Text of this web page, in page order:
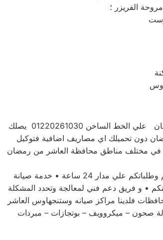
الفريزر ؛
للحفاظ علي جهازك وستنجهاوس العاشر من رمضان فضلاً اتصل بخدمة صيانة اعطال وستنجهاوس العاشر من رمضان علي الخط الساخن 01220261030 يصلك
دون تحميلك اي مصاريف اضافية فتوكيل
في مختلف مناطق محافظة العاشر من رمضان
توكيل صيانه وستنجهاوس العاشر من رمضان لديه تعاقد مع جميع وكلاء الاجهزة الكهربية والالكترونية في مصر • فريق مخصص للرد علي استفساركم وطلباتكم علي مدار 24 ساعة • خدمة صيانة
• و فريق دعم فني لمعالجة وتحدد المشكلة
فلدينا مراكز صيانه وستنجهاوس العاشر
صحون – ميكروويف – بوتجازات – مبردات